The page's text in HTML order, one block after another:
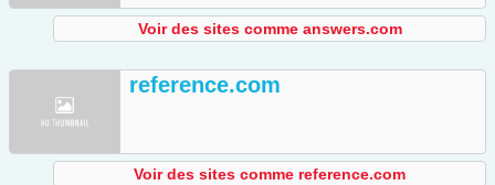
Voir des sites comme answers.com
reference.com
Voir des sites comme reference.com